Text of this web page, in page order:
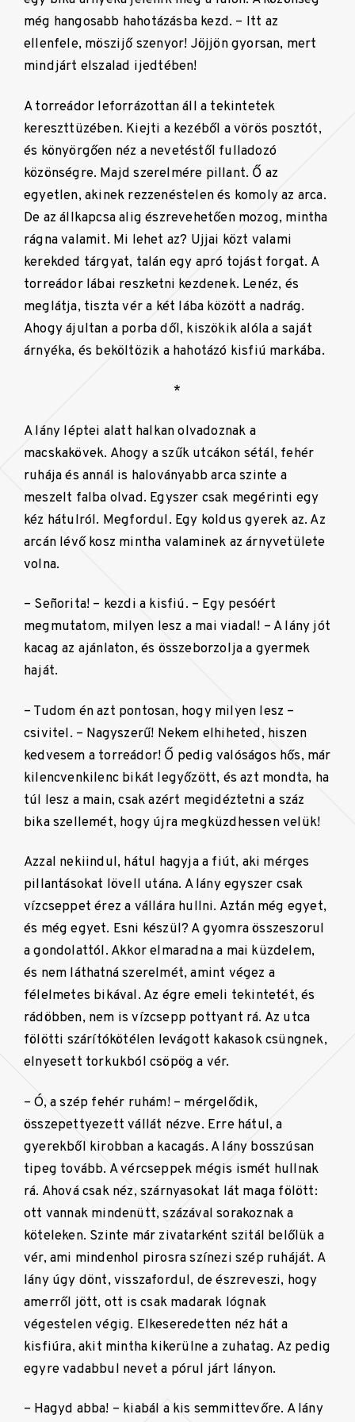
még hangosabb hahotázásba kezd. – Itt az
ellenfele, möszijő szenyor! Jöjjön gyorsan, mert
mindjárt elszalad ijedtében!
A torreádor leforrázottan áll a tekintetek
kereszttüzében. Kiejti a kezéből a vörös posztót,
és könyörgően néz a nevetéstől fulladozó
közönségre. Majd szerelmére pillant. Ő az
egyetlen, akinek rezzenéstelen és komoly az arca.
De az állkapcsa alig észrevehetően mozog, mintha
rágna valamit. Mi lehet az? Ujjai közt valami
kerekded tárgyat, talán egy apró tojást forgat. A
torreádor lábai reszketni kezdenek. Lenéz, és
meglátja, tiszta vér a két lába között a nadrág.
Ahogy ájultan a porba dől, kiszökik alóla a saját
árnyéka, és beköltözik a hahotázó kisfiú markába.
*
A lány léptei alatt halkan olvadoznak a
macskakövek. Ahogy a szűk utcákon sétál, fehér
ruhája és annál is haloványabb arca szinte a
meszelt falba olvad. Egyszer csak megérinti egy
kéz hátulról. Megfordul. Egy koldus gyerek az. Az
arcán lévő kosz mintha valaminek az árnyvetülete
volna.
– Señorita! – kezdi a kisfiú. – Egy pesóért
megmutatom, milyen lesz a mai viadal! – A lány jót
kacag az ajánlaton, és összeborzolja a gyermek
haját.
– Tudom én azt pontosan, hogy milyen lesz –
csivitel. – Nagyszerű! Nekem elhiheted, hiszen
kedvesem a torreádor! Ő pedig valóságos hős, már
kilencvenkilenc bikát legyőzött, és azt mondta, ha
túl lesz a main, csak azért megidéztetni a száz
bika szellemét, hogy újra megküzdhessen velük!
Azzal nekiindul, hátul hagyja a fiút, aki mérges
pillantásokat lövell utána. A lány egyszer csak
vízcseppet érez a vállára hullni. Aztán még egyet,
és még egyet. Esni készül? A gyomra összeszorul
a gondolattól. Akkor elmaradna a mai küzdelem,
és nem láthatná szerelmét, amint végez a
félelmetes bikával. Az égre emeli tekintetét, és
rádöbben, nem is vízcsepp pottyant rá. Az utca
fölötti szárítókötélen levágott kakasok csüngnek,
elnyesett torkukból csöpög a vér.
– Ó, a szép fehér ruhám! – mérgelődik,
összepettyezett vállát nézve. Erre hátul, a
gyerekből kirobban a kacagás. A lány bosszúsan
tipeg tovább. A vércseppek mégis ismét hullnak
rá. Ahová csak néz, szárnyasokat lát maga fölött:
ott vannak mindenütt, százával sorakoznak a
köteleken. Szinte már zivatarként szitál belőlük a
vér, ami mindenhol pirosra színezi szép ruháját. A
lány úgy dönt, visszafordul, de észreveszi, hogy
amerről jött, ott is csak madarak lógnak
végestelen végig. Elkeseredetten néz hát a
kisfiúra, akit mintha kikerülne a zuhatag. Az pedig
egyre vadabbul nevet a pórul járt lányon.
– Hagyd abba! – kiabál a kis semmittevőre. A lány